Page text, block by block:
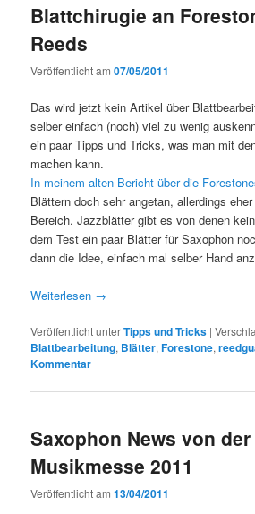
Blattchirugie an
Reeds
Veröffentlicht am07/05/2011
Das wird jetzt kein Artikel über
selber einfach (noch) viel zu wenig
ein paar Tipps und Tricks, was man mit
machen kann.
In meinem alten Bericht über die
Blättern doch sehr angetan, allerdings
Bereich. Jazzblätter gibt es von denen
dem Test ein paar Blätter für Saxophon
dann die Idee, einfach mal selber Hand
Weiterlesen →
Veröffentlicht unterTipps und Tricks |
Blattbearbeitung, Blätter,Forestone,
Kommentar
Saxophon News von der
Musikmesse 2011
Veröffentlicht am13/04/2011